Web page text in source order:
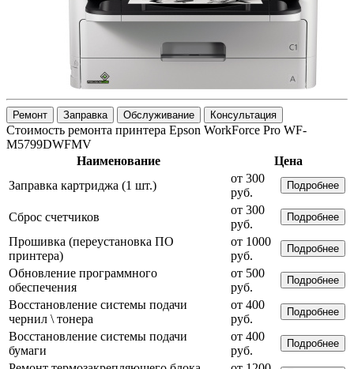
Ремонт Заправка Обслуживание Консультация
Стоимость ремонта принтера Epson WorkForce Pro WF-
M5799DWFMV
Наименование
Цена
Заправка картриджа (1 шт.)
от 300
руб.
Подробнее
Сброс счетчиков
от 300
руб.
Подробнее
Прошивка (переустановка ПО
принтера)
от 1000
руб.
Подробнее
Обновление программного
обеспечения
от 500
руб.
Подробнее
Восстановление системы подачи
чернил \ тонера
от 400
руб.
Подробнее
Восстановление системы подачи
бумаги
от 400
руб.
Подробнее